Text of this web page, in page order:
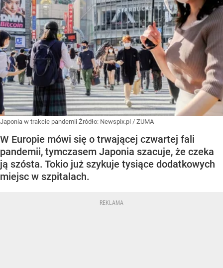
Japonia w trakcie pandemii Źródło: Newspix.pl / ZUMA
W Europie mówi się o trwającej czwartej fali
pandemii, tymczasem Japonia szacuje, że czeka
ją szósta. Tokio już szykuje tysiące dodatkowych
miejsc w szpitalach.